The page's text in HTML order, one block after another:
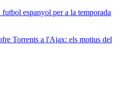
espanyol per a la temporada
Torrents a l'Ajax: els motius del